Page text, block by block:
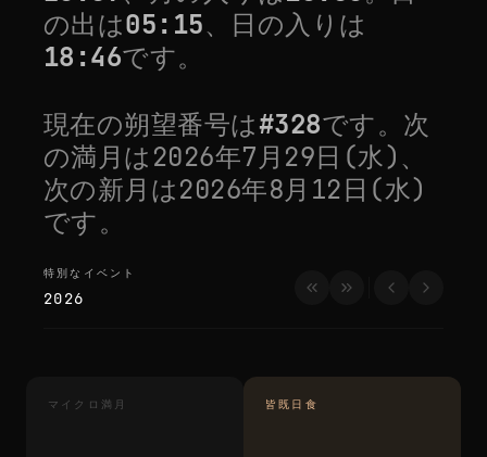
の出は05:15、日の入りは
18:46です。
現在の朔望番号は#328です。次
の満月は2026年7月29日(水)、
次の新月は2026年8月12日(水)
です。
特別なイベント
特別なイベント
2026
マイクロ満月 皆既日食